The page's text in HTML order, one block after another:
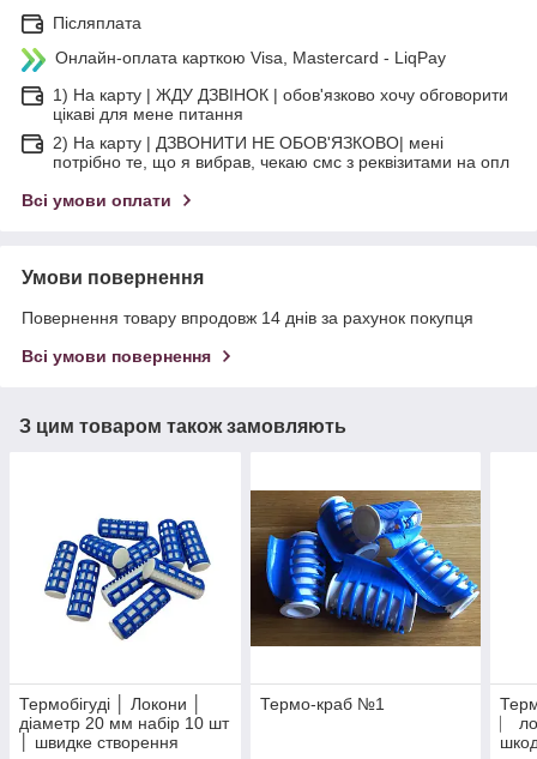
Післяплата
Онлайн-оплата карткою Visa, Mastercard - LiqPay
1) На карту | ЖДУ ДЗВІНОК | обов'язково хочу обговорити
цікаві для мене питання
2) На карту | ДЗВОНИТИ НЕ ОБОВ'ЯЗКОВО| мені
потрібно те, що я вибрав, чекаю смс з реквізитами на опл
Всі умови оплати
Умови повернення
Повернення товару впродовж 14 днів за рахунок покупця
Всі умови повернення
З цим товаром також замовляють
Термобігуді │ Локони │
діаметр 20 мм набір 10 шт
│ швидке створення
Термо-краб №1
⎸